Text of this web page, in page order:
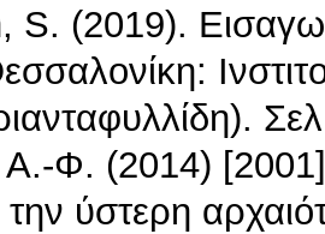
S. (2019).
Α.-Φ. (2014)
ύστερη